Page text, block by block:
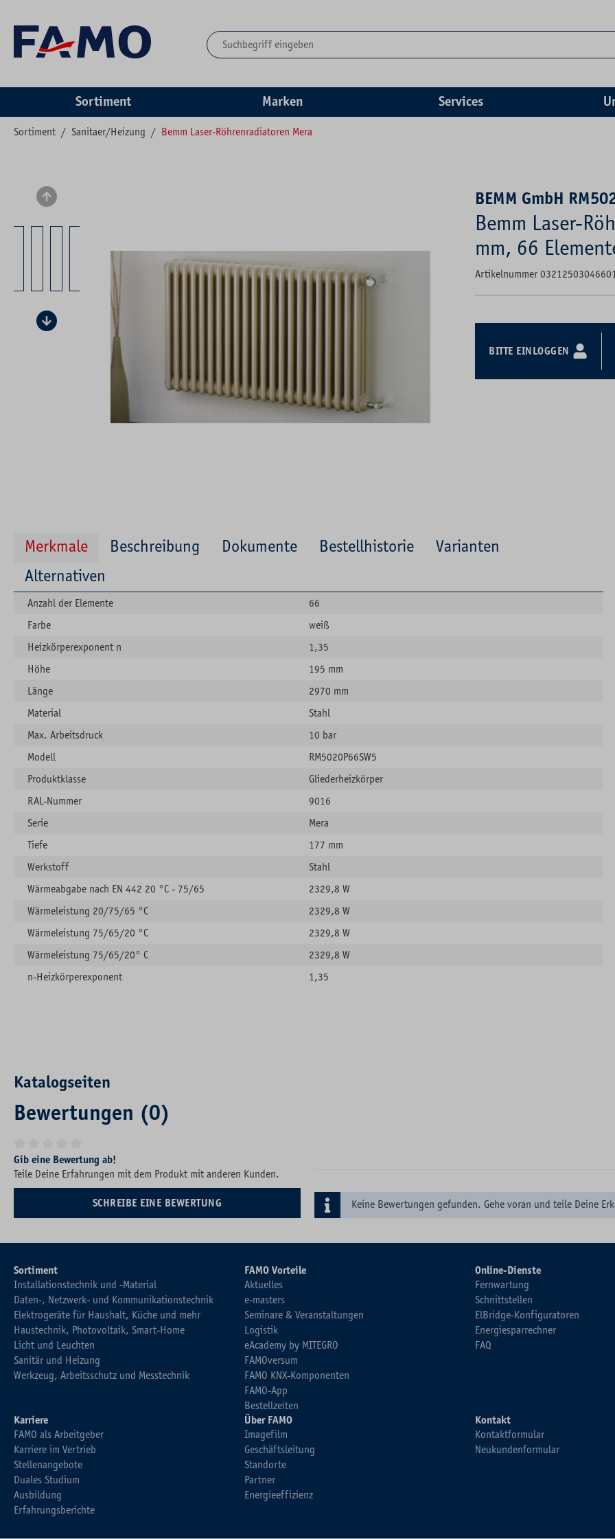
Sortiment Marken Services
Sortiment / Sanitaer/Heizung / Bemm Laser-Röhrenradiatoren Mera
Bildergalerie überspringen BEMM GmbH
Bemm Laser-
mm, 66
Artikelnummer
BITTE EINLOGGEN
Merkmale Beschreibung Dokumente Bestellhistorie
Varianten
Alternativen
Anzahl der Elemente
66
Farbe
weiß
Heizkörperexponent n
1,35
Höhe
195 mm
Länge
2970 mm
Material
Stahl
Max. Arbeitsdruck
10 bar
Modell
RM5020P66SW5
Produktklasse
Gliederheizkörper
RAL-Nummer
9016
Serie
Mera
Tiefe
177 mm
Werkstoff
Stahl
Wärmeabgabe nach EN 442 20 °C - 75/65
2329,8 W
Wärmeleistung 20/75/65 °C
2329,8 W
Wärmeleistung 75/65/20 °C
2329,8 W
Wärmeleistung 75/65/20° C
2329,8 W
n-Heizkörperexponent
1,35
Katalogseiten
Bewertungen (0)
Durchschnittliche Bewertung von 0 von 5 Sternen
Gib eine Bewertung ab!
Teile Deine Erfahrungen mit dem Produkt mit anderen Kunden.
SCHREIBE EINE BEWERTUNG Keine Bewertungen gefunden. Gehe voran und teile Deine
Sortiment
Installationstechnik und -Material
Daten-, Netzwerk- und Kommunikationstechnik
Elektrogeräte für Haushalt, Küche und mehr
Haustechnik, Photovoltaik, Smart-Home
Licht und Leuchten
Sanitär und Heizung
Werkzeug, Arbeitsschutz und Messtechnik
FAMO Vorteile
Aktuelles
e-masters
Seminare & Veranstaltungen
Logistik
eAcademy by MITEGRO
FAMOversum
FAMO KNX-Komponenten
FAMO-App
Bestellzeiten
Online-Dienste
Fernwartung
Schnittstellen
ElBridge-Konfiguratoren
Energiesparrechner
FAQ
Karriere
FAMO als Arbeitgeber
Karriere im Vertrieb
Stellenangebote
Duales Studium
Ausbildung
Erfahrungsberichte
Über FAMO
Imagefilm
Geschäftsleitung
Standorte
Partner
Energieeffizienz
Kontakt
Kontaktformular
Neukundenformular